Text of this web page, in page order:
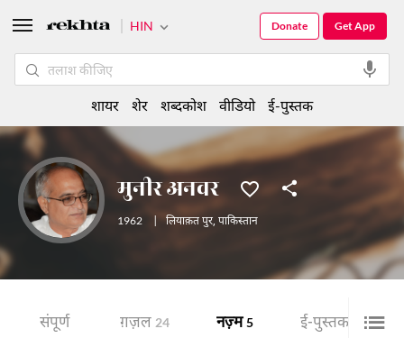
मुनीर अनवर
1962 लियाक़त पुर, पाकिस्तान
संपूर्ण ग़ज़ल 24 नज़्म 5 ई-पुस्तक
HIN Get App
Donate
शायर शेर शब्दकोश वीडियो ई-पुस्तक